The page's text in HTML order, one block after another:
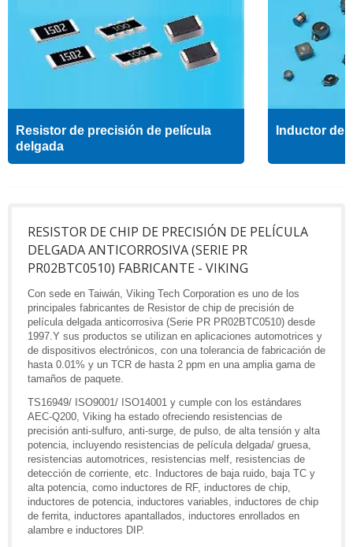
Resistor de precisión de película
delgada
Inductor de
RESISTOR DE CHIP DE PRECISIÓN DE PELÍCULA
DELGADA ANTICORROSIVA (SERIE PR
PR02BTC0510) FABRICANTE - VIKING
Con sede en Taiwán, Viking Tech Corporation es uno de los
principales fabricantes de Resistor de chip de precisión de
película delgada anticorrosiva (Serie PR PR02BTC0510) desde
1997.Y sus productos se utilizan en aplicaciones automotrices y
de dispositivos electrónicos, con una tolerancia de fabricación de
hasta 0.01% y un TCR de hasta 2 ppm en una amplia gama de
tamaños de paquete.
TS16949/ ISO9001/ ISO14001 y cumple con los estándares
AEC-Q200, Viking ha estado ofreciendo resistencias de
precisión anti-sulfuro, anti-surge, de pulso, de alta tensión y alta
potencia, incluyendo resistencias de película delgada/ gruesa,
resistencias automotrices, resistencias melf, resistencias de
detección de corriente, etc. Inductores de baja ruido, baja TC y
alta potencia, como inductores de RF, inductores de chip,
inductores de potencia, inductores variables, inductores de chip
de ferrita, inductores apantallados, inductores enrollados en
alambre e inductores DIP.